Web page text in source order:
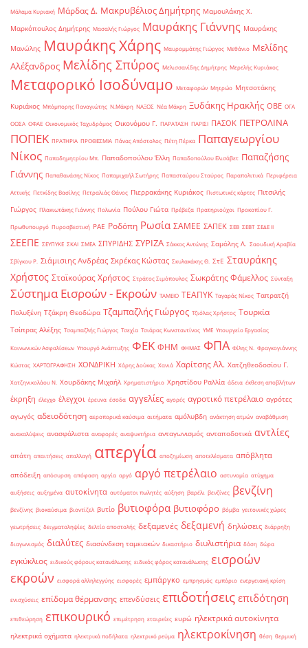
Μάλαμα Κυριακή Μάρδας Δ. Μακρυβέλιος Δημήτρης Μαμουλάκης Χ.
Μαρκόπουλος Δημήτρης Μασαλής Γιώργος Μαυράκης Γιάννης Μαυράκης
Μανώλης Μαυράκης Χάρης Μαυρομμάτης Γιώργος Μεθάνιο Μελίδης
Αλέξανδρος Μελίδης Σπύρος Μελισσανίδης Δημήτρης Μερελής Κυριάκος
Μεταφορικό Ισοδύναμο Μεταφορών Μητρώο Μητσοτάκης
Κυριάκος Μπόμπορης Παναγιώτης Ν.Μάκρη ΝΑΞΟΣ Νέα Μάκρη Ξυδάκης Ηρακλής ΟΒΕ ΟΓΑ
ΟΟΣΑ ΟΦΑΕ Οικονομικός Ταχυδρόμος Οικονόμου Γ. ΠΑΡΑΤΑΣΗ ΠΑΡΙΣΙ ΠΑΣΟΚ ΠΕΤΡΟΛΙΝΑ
ΠΟΠΕΚ ΠΡΑΤΗΡΙΑ ΠΡΟΘΕΣΜΙΑ Πάνας Απόστολος Πέτη Πέρκα Παπαγεωργίου
Νίκος Παπαδημητρίου Μπ. Παπαδοπούλου Έλλη Παπαδοπούλου Ελισάβετ Παπαζήσης
Γιάννης Παπαθανάσης Νίκος Παπαμιχαήλ Σωτήρης Παπασταύρου Σταύρος Παραπολιτικά Περιφέρεια
Αττικής Πετκίδης Βασίλης Πετραλιάς Θάνος Πιερρακάκης Κυριάκος Πιστωτικές κάρτες Πιτσιλής
Γιώργος Πλακιωτάκης Γιάννης Πολωνία Πούλου Γιώτα Πρέβεζα Πρατηριούχοι Προκοπίου Γ.
Πρωθυπουργό Πυροσβεστική ΡΑΕ Ροδόπη Ρωσία ΣΑΜΕΕ ΣΑΠΕΚ ΣΕΒ ΣΕΒΤ ΣΕΔΕ ΙΙ
ΣΕΕΠΕ ΣΕΥΠΥΚΕ ΣΚΑΙ ΣΜΕΑ ΣΠΥΡΙΔΗΣ ΣΥΡΙΖΑ Σάκκος Αντώνης Σαμόλης Λ. Σαουδική Αραβία
Σβίγκου Ρ. Σιάμισιης Ανδρέας Σκρέκας Κώστας Σκυλακάκης Θ. ΣτΕ Σταυράκης
Χρήστος Σταϊκούρας Χρήστος Στράτος Σιμόπουλος Σωκράτης Φάμελλος Σύνταξη
Σύστημα Εισροών - Εκροών ΤΑΜΕΙΟ ΤΕΑΠΥΚ Ταγαράς Νίκος Ταπρατζή
Πολυξένη Τζάκρη Θεοδώρα Τζαμπαζλής Γιώργος Τζιόλας Χρήστος Τουρκία
Τσίπρας Αλέξης Τσαμπαζλής Γιώργος Τσεχία Τσιάρας Κωνσταντίνος ΥΜΕ Υπουργείο Εργασίας
Κοινωνικών Ασφαλίσεων Υπουργό Ανάπτυξης ΦΕΚ ΦΗΜ ΦΗΜΑΣ ΦΠΑ Φίλης Ν. Φραγκογιάννης
Κώστας ΧΑΡΤΟΓΡΑΦΗΣΗ ΧΟΝΔΡΙΚΗ Χάρης Δούκας Χανιά Χαρίτσης Αλ. Χατζηθεοδοσίου Γ.
Χατζηνικολάου Ν. Χουρδάκης Μιχαήλ Χρηματιστήριο Χρηστίδου Ραλλία άδεια έκθεση αποβλήτων
έκρηξη έλεγχο έλεγχοι έρευνα έσοδα αγγελίες αγορές αγροτικό πετρέλαιο αγρότες
αγωγός αδειοδότηση αεροπορικά καύσιμα αιτήματα αμόλυβδη ανάκτηση ατμών αναβάθμιση
ανακαλύψεις ανασφάλιστα αναφορές αναψυκτήρια ανταγωνισμός ανταποδοτικά αντλίες
απάτη απαιτήσεις απαλλαγή απεργία αποζημίωση αποτελέσματα απόβλητα
απόδειξη απόσυρση απόφαση αργία αργό αργό πετρέλαιο αστυνομία ατύχημα
αυξήσεις αυξημένα αυτοκίνητα αυτόματοι πωλητές αύξηση βαρέλι βενζίνες βενζίνη
βενζίνης βιοκαύσιμα βιοντίζελ βυτίο βυτιοφόρα βυτιοφόρο βόμβα γειτονικές χώρες
γεωτρήσεις δειγματοληψίες δελτίο αποστολής δεξαμενές δεξαμενή δηλώσεις διάρρηξη
διαγωνισμός διαλύτες διασύνδεση ταμειακών δικαστήριο διυλιστήρια δόση δώρα
εγκύκλιος ειδικούς φόρους κατανάλωσης ειδικός φόρος κατανάλωσης εισροών
εκροών εισφορά αλληλεγγύης εισφορές εμπάργκο εμπρησμός εμπόριο ενεργειακή κρίση
ενισχύσεις επίδομα θέρμανσης επενδύσεις επιδοτήσεις επιδότηση
επιθεώρηση επικουρικό επιμέτρηση εταιρείες ευρώ ηλεκτρικά αυτοκίνητα
ηλεκτρικά οχήματα ηλεκτρικά ποδήλατα ηλεκτρικό ρεύμα ηλεκτροκίνηση θέση θερμική